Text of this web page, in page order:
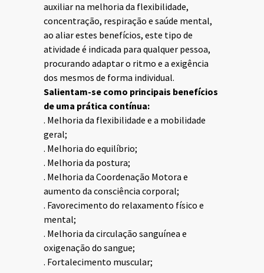
auxiliar na melhoria da flexibilidade,
concentração, respiração e saúde mental,
ao aliar estes benefícios, este tipo de
atividade é indicada para qualquer pessoa,
procurando adaptar o ritmo e a exigência
dos mesmos de forma individual.
Salientam-se como principais benefícios
de uma prática contínua:
. Melhoria da flexibilidade e a mobilidade
geral;
. Melhoria do equilíbrio;
. Melhoria da postura;
. Melhoria da Coordenação Motora e
aumento da consciência corporal;
. Favorecimento do relaxamento físico e
mental;
. Melhoria da circulação sanguínea e
oxigenação do sangue;
. Fortalecimento muscular;